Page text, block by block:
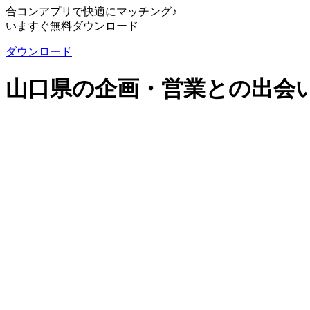
合コンアプリで快適にマッチング♪
いますぐ無料ダウンロード
ダウンロード
山口県の企画・営業との出会